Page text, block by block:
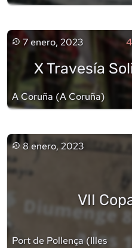
7 enero, 2023 4
X Travesía
A Coruña (A Coruña)
8 enero, 2023
VII
Port de Pollença (Illes